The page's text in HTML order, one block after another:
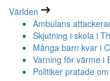
Världen
Ambulans
Skjutning i skola i
Många barn kvar i
Varning för värme i
Politiker pratade